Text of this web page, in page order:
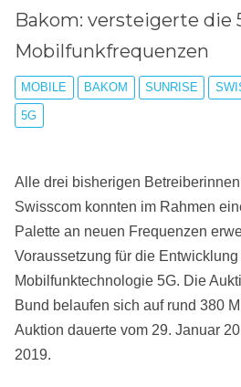
Bakom: versteigerte die
Mobilfunkfrequenzen
MOBILE BAKOM SUNRISE
5G
Alle drei bisherigen
Swisscom konnten im Rahmen
Palette an neuen Frequenzen
Voraussetzung für die
Mobilfunktechnologie 5G. Die
Bund belaufen sich auf rund 380
Auktion dauerte vom 29. Januar
2019.